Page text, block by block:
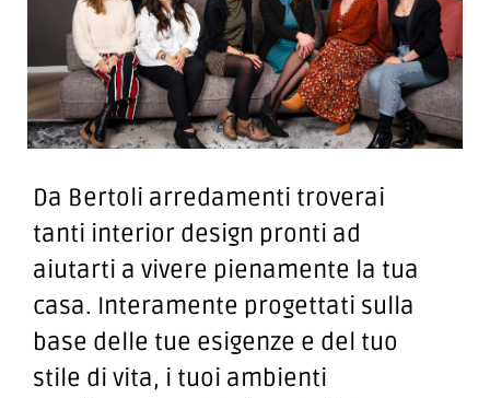
Da Bertoli arredamenti troverai
tanti interior design pronti ad
aiutarti a vivere pienamente la tua
casa. Interamente progettati sulla
base delle tue esigenze e del tuo
stile di vita, i tuoi ambienti